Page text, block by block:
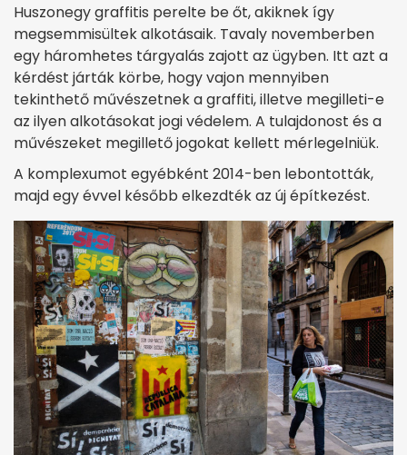
Huszonegy graffitis perelte be őt, akiknek így
megsemmisültek alkotásaik. Tavaly novemberben
egy háromhetes tárgyalás zajott az ügyben. Itt azt a
kérdést járták körbe, hogy vajon mennyiben
tekinthető művészetnek a graffiti, illetve megilleti-e
az ilyen alkotásokat jogi védelem. A tulajdonost és a
művészeket megillető jogokat kellett mérlegelniük.
A komplexumot egyébként 2014-ben lebontották,
majd egy évvel később elkezdték az új építkezést.